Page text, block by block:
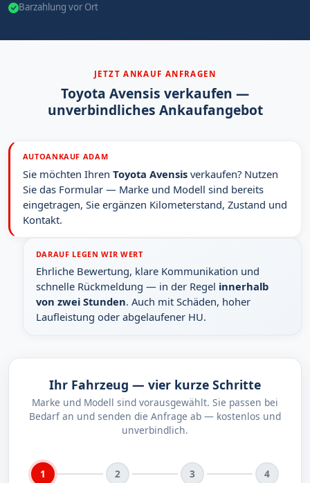
Barzahlung vor Ort
JETZT ANKAUF ANFRAGEN
Toyota Avensis verkaufen —
unverbindliches Ankaufangebot
AUTOANKAUF ADAM
Sie möchten Ihren Toyota Avensisverkaufen? Nutzen
Sie das Formular — Marke und Modell sind bereits
eingetragen, Sie ergänzen Kilometerstand, Zustand und
Kontakt.
DARAUF LEGEN WIR WERT
Ehrliche Bewertung, klare Kommunikation und
schnelle Rückmeldung — in der Regel innerhalb
von zwei Stunden. Auch mit Schäden, hoher
Laufleistung oder abgelaufener HU.
Ihr Fahrzeug — vier kurze Schritte
Marke und Modell sind vorausgewählt. Sie passen bei
Bedarf an und senden die Anfrage ab — kostenlos und
unverbindlich.
1 2 3 4